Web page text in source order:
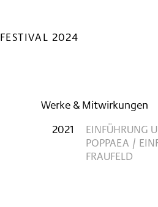
FESTIVAL 2024
Werke & Mitwirkungen
2021
EINFÜHRUNG
POPPAEA /
FRAUFELD